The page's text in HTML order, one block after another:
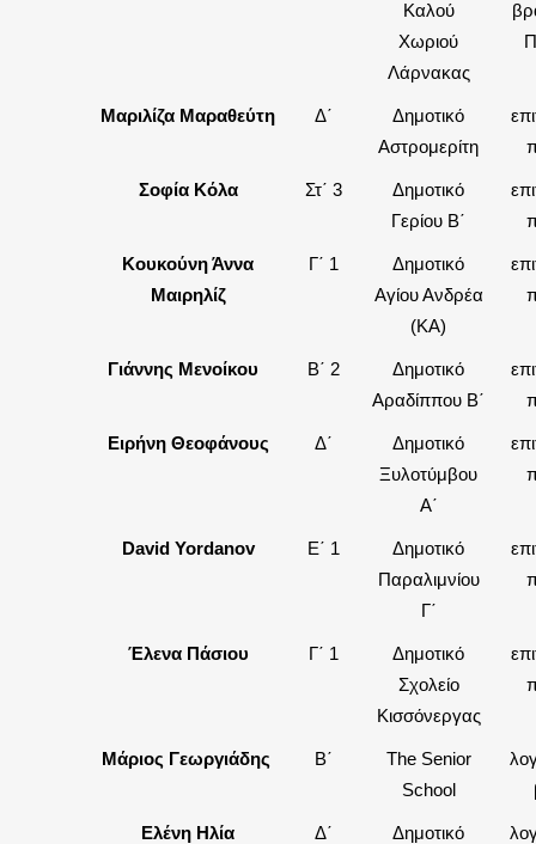
Καλού
Χωριού
Λάρνακας
Μαριλίζα Μαραθεύτη Δ΄
Δημοτικό
Αστρομερίτη
Σοφία Κόλα Στ΄ 3
Δημοτικό
Γερίου Β΄
Κουκούνη Άννα
Μαιρηλίζ
Γ΄ 1
Δημοτικό
Αγίου Ανδρέα
(ΚΑ)
Γιάννης Μενοίκου Β΄ 2
Δημοτικό
Αραδίππου Β΄
Ειρήνη Θεοφάνους Δ΄
Δημοτικό
Ξυλοτύμβου
Α΄
David Yordanov Ε΄ 1
Δημοτικό
Παραλιμνίου
Γ΄
Έλενα Πάσιου Γ΄ 1
Δημοτικό
Σχολείο
Κισσόνεργας
Μάριος Γεωργιάδης Β΄
The Senior
School
Ελένη Ηλία Δ΄
Δημοτικό